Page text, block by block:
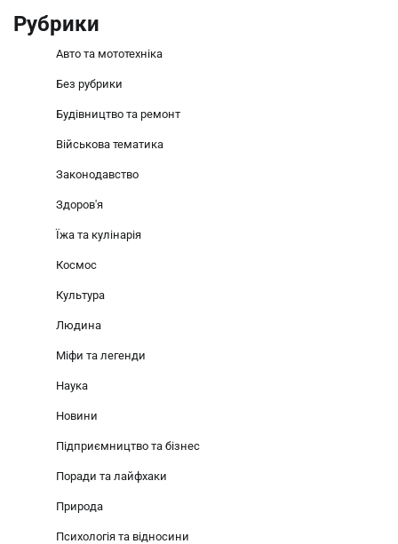
Рубрики
Авто та мототехніка
Без рубрики
Будівництво та ремонт
Військова тематика
Законодавство
Здоров'я
Їжа та кулінарія
Космос
Культура
Людина
Міфи та легенди
Наука
Новини
Підприємництво та бізнес
Поради та лайфхаки
Природа
Психологія та відносини